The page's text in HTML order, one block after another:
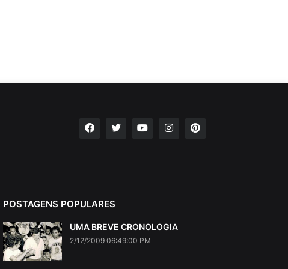
POSTAGENS POPULARES
UMA BREVE CRONOLOGIA
2/12/2009 06:49:00 PM